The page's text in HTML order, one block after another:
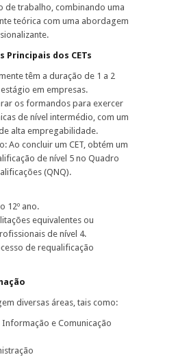
de trabalho, combinando uma
teórica com uma abordagem
Principais dos CETs
têm a duração de 1 a 2
em empresas.
os formandos para exercer
de nível intermédio, com um
alta empregabilidade.
Ao concluir um CET, obtém um
de nível 5 no Quadro
(QNQ).
12º ano.
equivalentes ou
de nível 4.
de requalificação
diversas áreas, tais como:
e Comunicação